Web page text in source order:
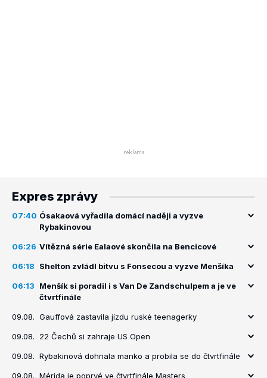
Expres zprávy
07:40 Ósakaová vyřadila domácí naději a vyzve
Rybakinovou
06:26 Vítězná série Ealaové skončila na Bencicové
06:18 Shelton zvládl bitvu s Fonsecou a vyzve Menšíka
06:13
Menšík si poradil i s Van De Zandschulpem a je ve
čtvrtfinále
09.08. Gauffová zastavila jízdu ruské teenagerky
09.08. 22 Čechů si zahraje US Open
09.08. Rybakinová dohnala manko a probila se do čtvrtfinále
09.08. Mérida je poprvé ve čtvrtfinále Masters